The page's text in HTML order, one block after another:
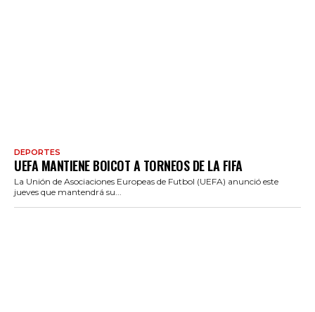
DEPORTES
UEFA MANTIENE BOICOT A TORNEOS DE LA FIFA
La Unión de Asociaciones Europeas de Futbol (UEFA) anunció este
jueves que mantendrá su...